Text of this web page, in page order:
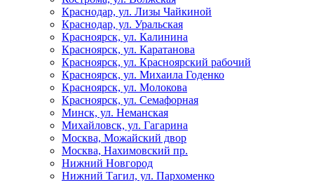
Краснодар, ул. Лизы Чайкиной
Краснодар, ул. Уральская
Красноярск, ул. Калинина
Красноярск, ул. Каратанова
Красноярск, ул. Красноярский рабочий
Красноярск, ул. Михаила Годенко
Красноярск, ул. Молокова
Красноярск, ул. Семафорная
Минск, ул. Неманская
Михайловск, ул. Гагарина
Москва, Можайский двор
Москва, Нахимовский пр.
Нижний Новгород
Нижний Тагил, ул. Пархоменко